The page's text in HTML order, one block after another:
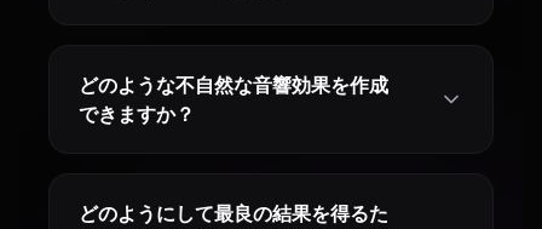
どのような不自然な音響効果を作成
できますか？
どのようにして最良の結果を得るた